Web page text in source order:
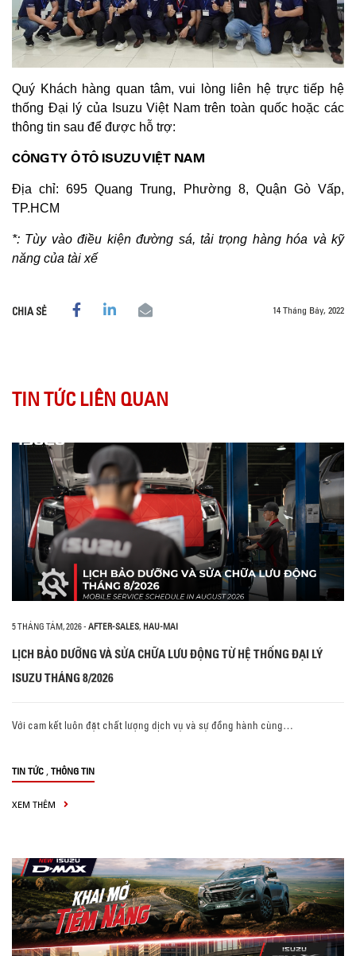
Quý Khách hàng quan tâm, vui lòng liên hệ trực tiếp hệ
thống Đại lý của Isuzu Việt Nam trên toàn quốc hoặc các
thông tin sau để được hỗ trợ:
CÔNG TY Ô TÔ ISUZU VIỆT NAM
Địa chỉ: 695 Quang Trung, Phường 8, Quận Gò Vấp,
TP.HCM
*: Tùy vào điều kiện đường sá, tải trọng hàng hóa và kỹ
năng của tài xế
CHIA SẺ 14 Tháng Bảy, 2022
TIN TỨC LIÊN QUAN
5 THÁNG TÁM, 2026- AFTER-SALES, HAU-MAI
LỊCH BẢO DƯỠNG VÀ SỬA CHỮA LƯU ĐỘNG TỪ HỆ THỐNG ĐẠI LÝ
ISUZU THÁNG 8/2026
Với cam kết luôn đặt chất lượng dịch vụ và sự đồng hành cùng…
TIN TỨC , THÔNG TIN
XEM THÊM